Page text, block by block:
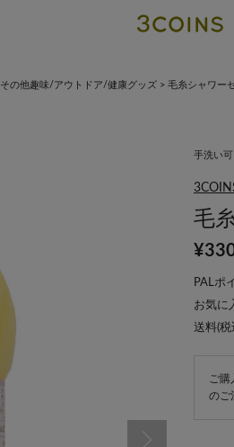
その他趣味/アウトドア/健康グッズ > 毛糸シャワー
手洗い可
毛
¥
PALポ
お気に
送料(
ご
のご